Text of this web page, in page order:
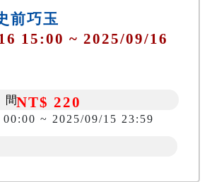
前巧玉
15:00 ~ 2025/09/16
NT$ 220
00:00 ~ 2025/09/15 23:59